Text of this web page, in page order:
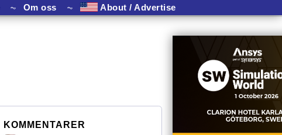
⏦ Om oss ⏦ About / Advertise
KOMMENTARER